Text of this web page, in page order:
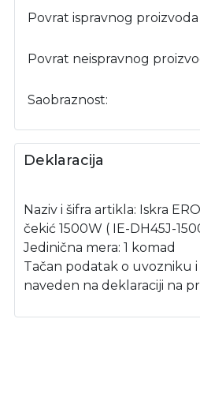
Povrat ispravnog proizvoda
Povrat neispravnog
Saobraznost:
Deklaracija
Naziv i šifra artikla: Iskra
čekić 1500W ( IE-DH45J-
Jedinična mera: 1 komad
Tačan podatak o uvozniku
naveden na deklaraciji na